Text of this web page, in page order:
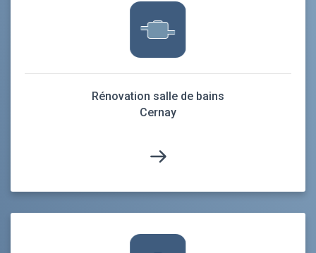
Rénovation salle de bains
Cernay